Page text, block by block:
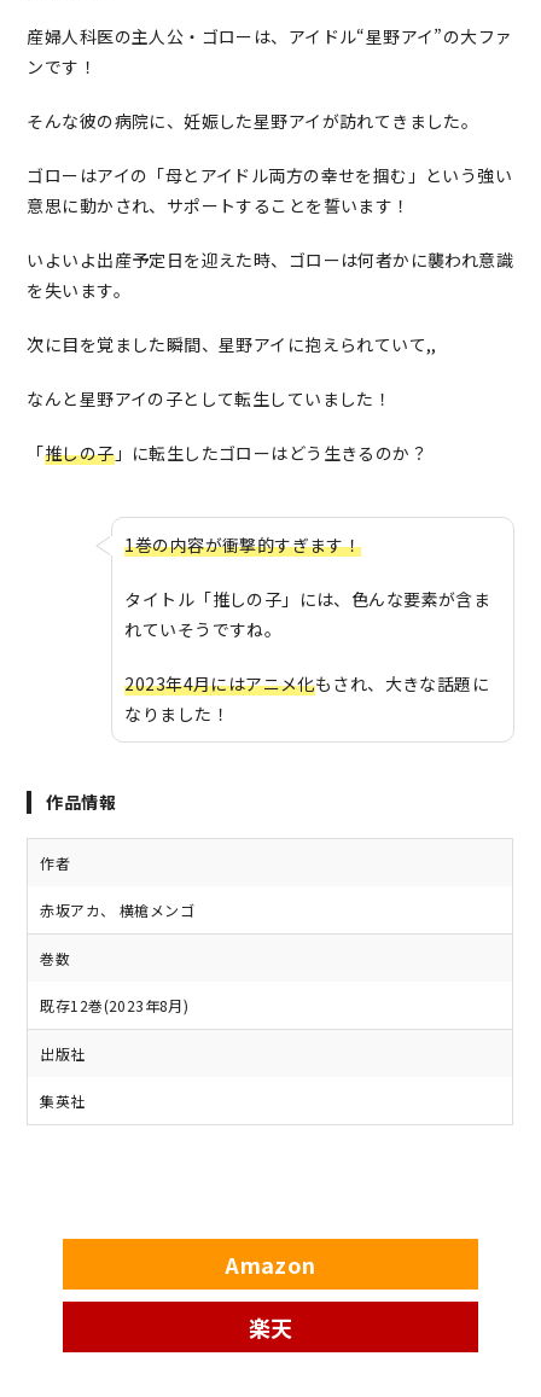
産婦人科医の主人公・ゴローは、アイドル“星野アイ”の大ファ
ンです！
そんな彼の病院に、妊娠した星野アイが訪れてきました。
ゴローはアイの「母とアイドル両方の幸せを掴む」という強い
意思に動かされ、サポートすることを誓います！
いよいよ出産予定日を迎えた時、ゴローは何者かに襲われ意識
を失います。
次に目を覚ました瞬間、星野アイに抱えられていて,,
なんと星野アイの子として転生していました！
「推しの子」に転生したゴローはどう生きるのか？
1巻の内容が衝撃的すぎます！
タイトル「推しの子」には、色んな要素が含ま
れていそうですね。
2023年4月にはアニメ化もされ、大きな話題に
なりました！
作品情報
作者
赤坂アカ、 横槍メンゴ
巻数
既存12巻(2023年8月)
出版社
集英社
Amazon
楽天